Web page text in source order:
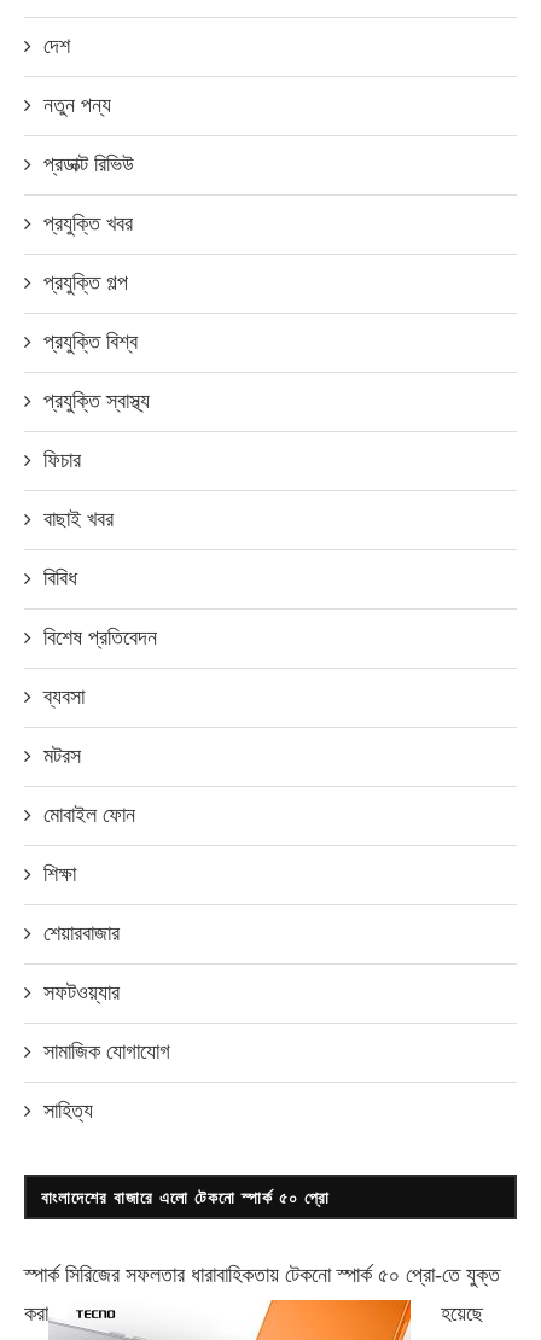
দেশ
নতুন পন্য
প্রডাক্ট রিভিউ
প্রযুক্তি খবর
প্রযুক্তি গল্প
প্রযুক্তি বিশ্ব
প্রযুক্তি স্বাস্থ্য
ফিচার
বাছাই খবর
বিবিধ
বিশেষ প্রতিবেদন
ব্যবসা
মটরস
মোবাইল ফোন
শিক্ষা
শেয়ারবাজার
সফটওয়্যার
সামাজিক যোগাযোগ
সাহিত্য
বাংলাদেশের বাজারে এলো টেকনো স্পার্ক ৫০ প্রো
স্পার্ক সিরিজের সফলতার ধারাবাহিকতায় টেকনোস্পার্ক ৫০ প্রো-তে যুক্ত
করা
হয়েছে